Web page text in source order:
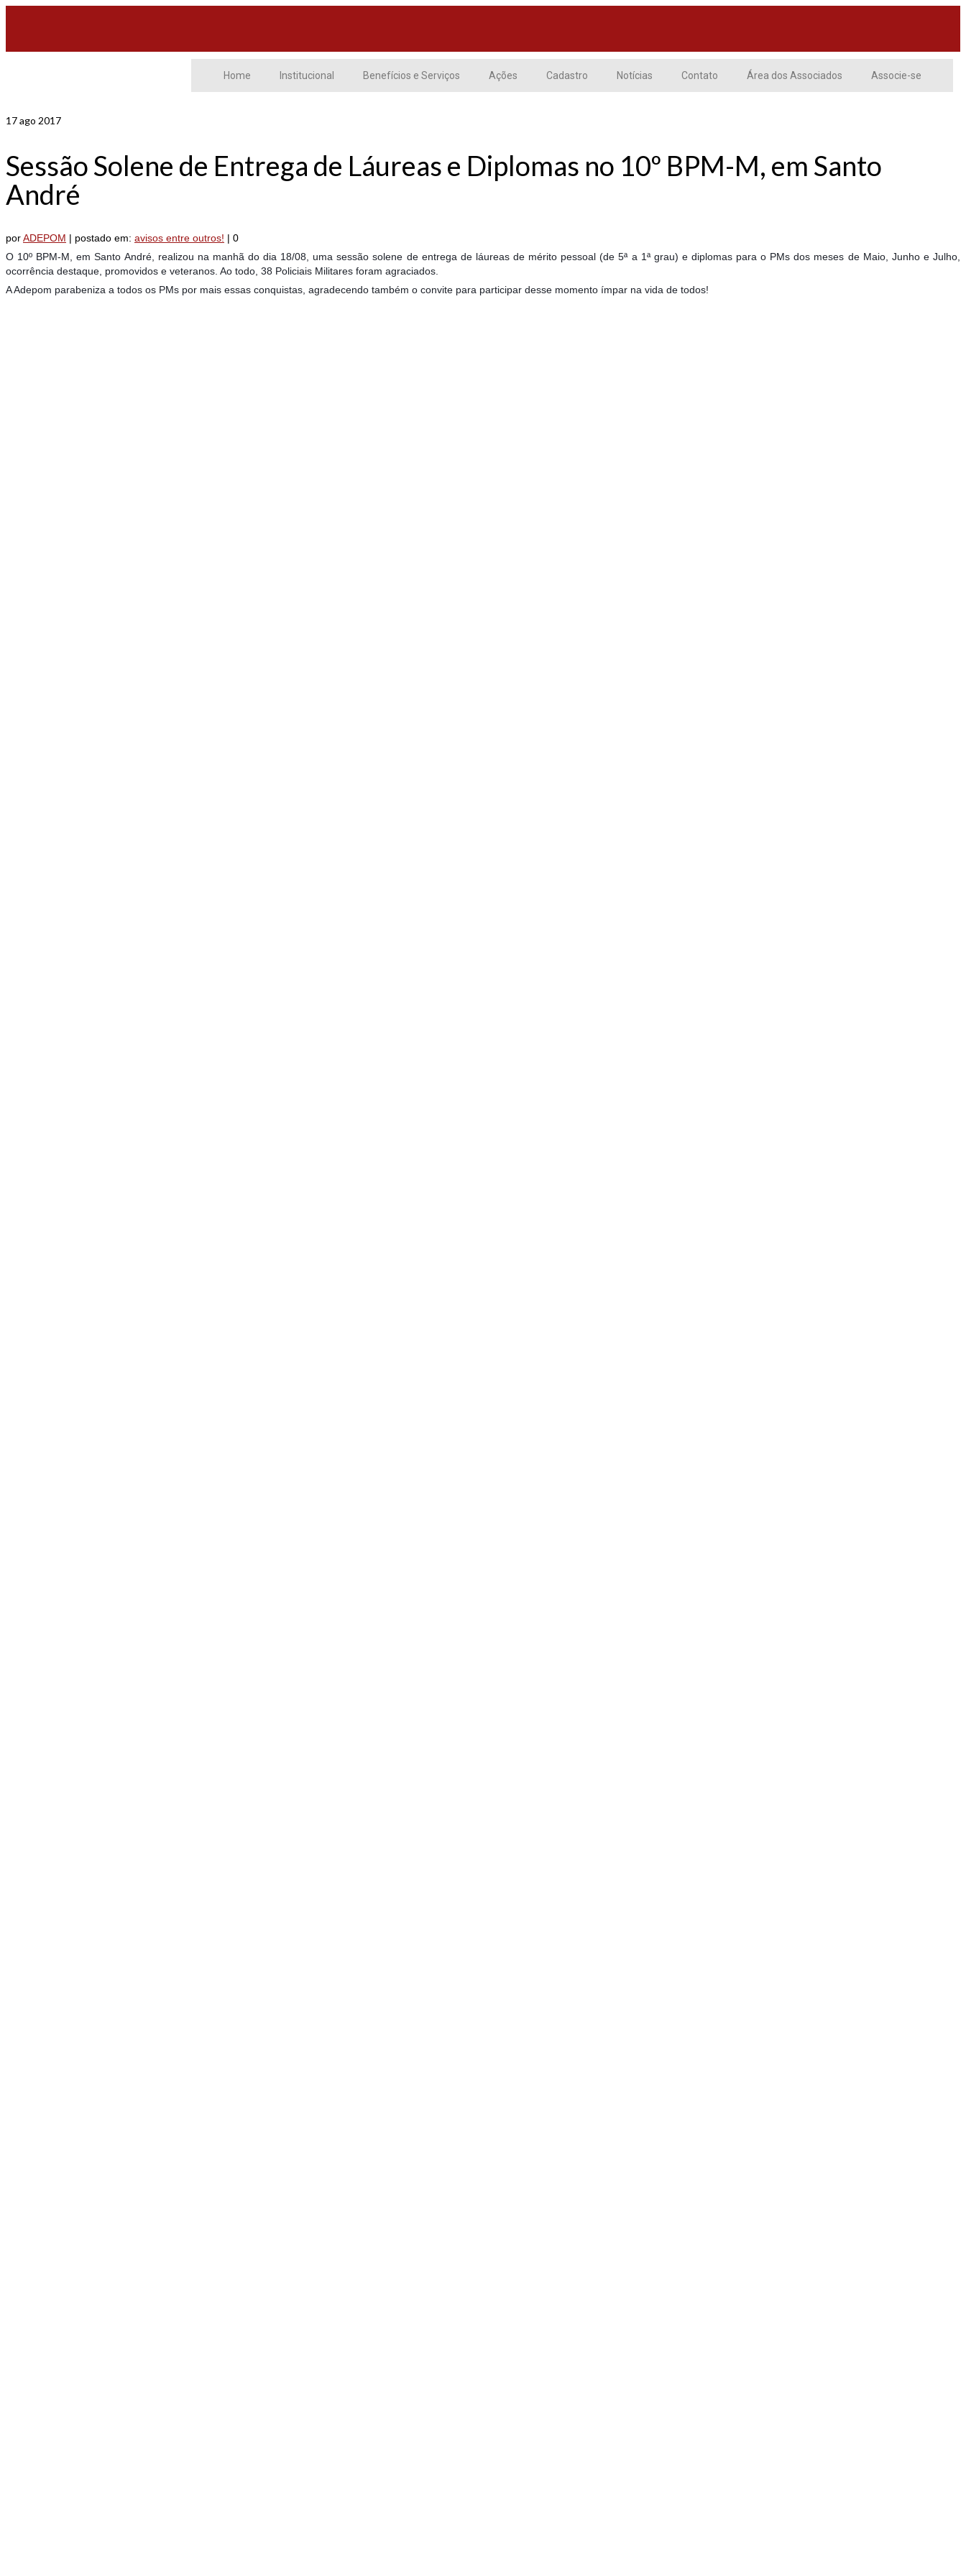
Home Institucional Benefícios e Serviços Ações Cadastro Notícias Contato Área dos Associados Associe-se
17ago 2017
Sessão Solene de Entrega de Láureas e Diplomas no 10º BPM-M, em Santo
André
porADEPOM | postado em: avisos entre outros! | 0
O 10º BPM-M, em Santo André, realizou na manhã do dia 18/08, uma sessão solene de entrega de láureas de mérito pessoal (de 5ª a 1ª grau) e diplomas para o PMs dos meses de Maio, Junho e Julho,
ocorrência destaque, promovidos e veteranos. Ao todo, 38 Policiais Militares foram agraciados.
A Adepom parabeniza a todos os PMs por mais essas conquistas, agradecendo também o convite para participar desse momento ímpar na vida de todos!